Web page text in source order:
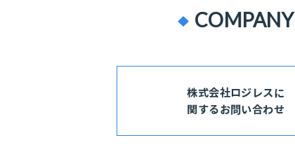
COMPANY
株式会社ロジレスに
関するお問い合わせ